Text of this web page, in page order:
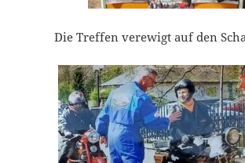
Die Treffen verewigt auf den